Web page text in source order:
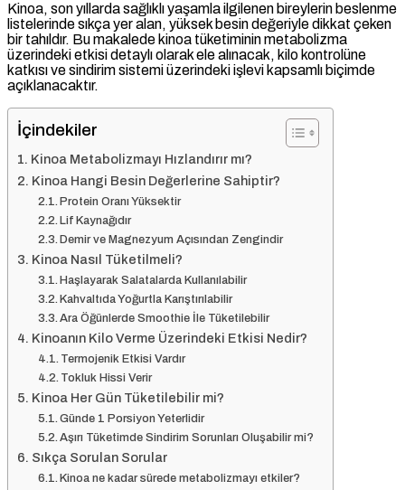
Kinoa, son yıllarda sağlıklı yaşamla ilgilenen bireylerin beslenme
listelerinde sıkça yer alan, yüksek besin değeriyle dikkat çeken
bir tahıldır. Bu makalede kinoa tüketiminin metabolizma
üzerindeki etkisi detaylı olarak ele alınacak, kilo kontrolüne
katkısı ve sindirim sistemi üzerindeki işlevi kapsamlı biçimde
açıklanacaktır.
İçindekiler
Kinoa Metabolizmayı Hızlandırır mı?
Kinoa Hangi Besin Değerlerine Sahiptir?
Protein Oranı Yüksektir
Lif Kaynağıdır
Demir ve Magnezyum Açısından Zengindir
Kinoa Nasıl Tüketilmeli?
Haşlayarak Salatalarda Kullanılabilir
Kahvaltıda Yoğurtla Karıştırılabilir
Ara Öğünlerde Smoothie İle Tüketilebilir
Kinoanın Kilo Verme Üzerindeki Etkisi Nedir?
Termojenik Etkisi Vardır
Tokluk Hissi Verir
Kinoa Her Gün Tüketilebilir mi?
Günde 1 Porsiyon Yeterlidir
Aşırı Tüketimde Sindirim Sorunları Oluşabilir mi?
Sıkça Sorulan Sorular
Kinoa ne kadar sürede metabolizmayı etkiler?